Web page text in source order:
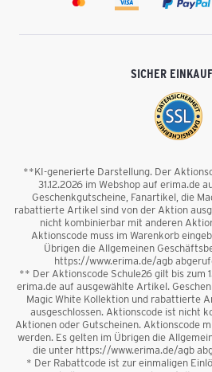
SICHER
**KI-generierte Darstellung. Der
31.12.2026 im Webshop auf erima.de
Geschenkgutscheine, Fanartikel, die
rabattierte Artikel sind von der Aktion
nicht kombinierbar mit anderen
Aktionscode muss im Warenkorb
Übrigen die Allgemeinen
https://www.erima.de/agb
** Der Aktionscode Schule26 gilt bis zum
erima.de auf ausgewählte Artikel.
Magic White Kollektion und rabattierte
ausgeschlossen. Aktionscode ist nicht
Aktionen oder Gutscheinen. Aktionscode
werden. Es gelten im Übrigen die
die unter https://www.erima.de/agb
* Der Rabattcode ist zur einmaligen